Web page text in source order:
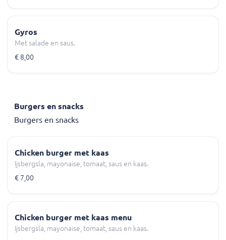
Gyros
Met salade en saus.
€ 8,00
Burgers en snacks
Burgers en snacks
Chicken burger met kaas
Ijsbergsla, mayonaise, tomaat, saus en kaas.
€ 7,00
Chicken burger met kaas menu
Ijsbergsla, mayonaise, tomaat, saus en kaas.